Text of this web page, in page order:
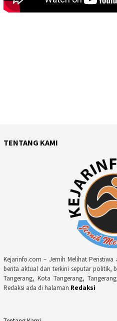
TENTANG KAMI
Kejarinfo.com – Jernih Melihat
berita aktual dan terkini seputar politik,
Tangerang, Kota Tangerang,
Redaksi ada di halaman Redaksi